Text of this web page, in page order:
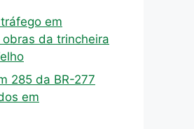
em
da trincheira
285 da BR-277
em